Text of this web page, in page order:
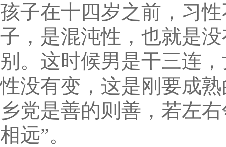
孩子在十四岁之前，习
子，是混沌性，也就是
别。这时候男是干三连
性没有变，这是刚要成
乡党是善的则善，若左
相远”。